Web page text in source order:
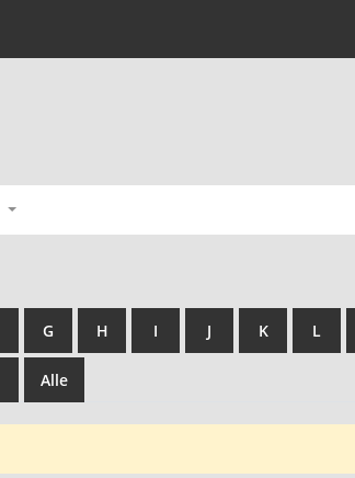
G H I J K L
Alle